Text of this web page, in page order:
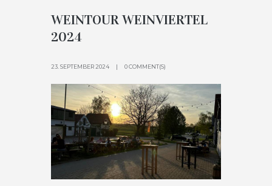
WEINTOUR WEINVIERTEL
2024
23. SEPTEMBER 2024 0 COMMENT(S)